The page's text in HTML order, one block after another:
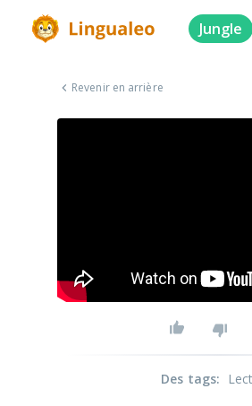
Jungle
Revenir en arrière
Des tags: